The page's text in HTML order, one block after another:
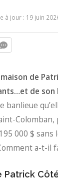
à jour : 19 juin
de
de son
banlieue
Colomban,
000 $
a-t-il
Patrick